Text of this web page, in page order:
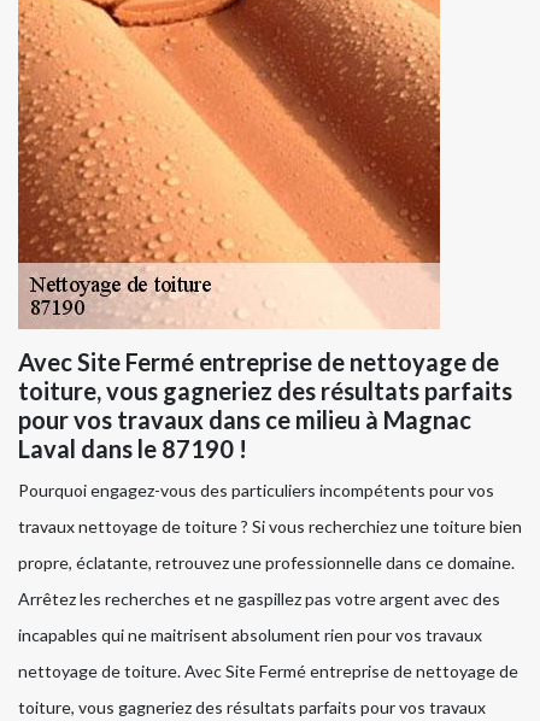
Avec Site Fermé entreprise de nettoyage de
toiture, vous gagneriez des résultats parfaits
pour vos travaux dans ce milieu à Magnac
Laval dans le 87190 !
Pourquoi engagez-vous des particuliers incompétents pour vos
travaux nettoyage de toiture ? Si vous recherchiez une toiture bien
propre, éclatante, retrouvez une professionnelle dans ce domaine.
Arrêtez les recherches et ne gaspillez pas votre argent avec des
incapables qui ne maitrisent absolument rien pour vos travaux
nettoyage de toiture. Avec Site Fermé entreprise de nettoyage de
toiture, vous gagneriez des résultats parfaits pour vos travaux